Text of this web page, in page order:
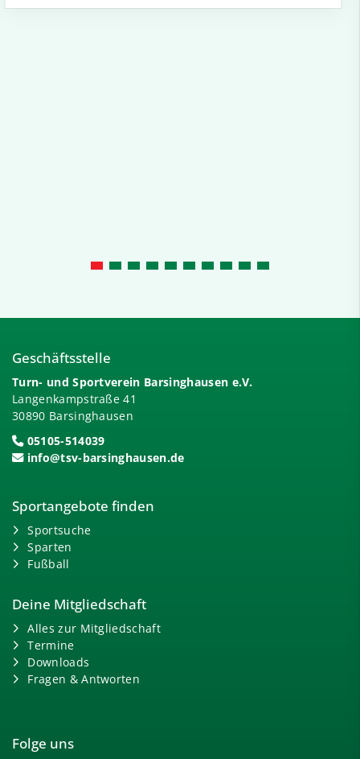
Geschäftsstelle
Turn- und Sportverein Barsinghausen e.V.
Langenkampstraße 41
30890 Barsinghausen
05105-514039
info@tsv-barsinghausen.de
Sportangebote finden
Sportsuche
Sparten
Fußball
Deine Mitgliedschaft
Alles zur Mitgliedschaft
Termine
Downloads
Fragen & Antworten
Folge uns